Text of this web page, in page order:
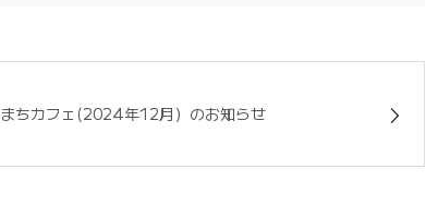
まちカフェ(2024年12月）のお知らせ